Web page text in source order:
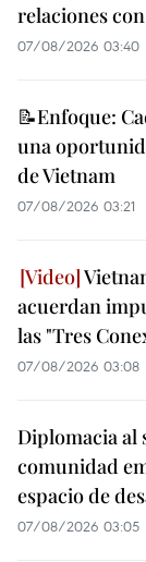
relaciones
07/08/2026 03:40
📝Enfoque:
una
de Vietnam
07/08/2026 03:21
acuerdan
las "Tres
07/08/2026 03:08
Diplomacia al
comunidad
espacio de
07/08/2026 03:05